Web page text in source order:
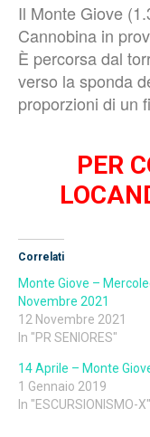
Il Monte Giove
Cannobina in
È percorsa dal
verso la sponda
proporzioni di un
PER
Correlati
Monte Giove –
Novembre 2021
12 Novembre 2021
In "PR SENIORES"
14 Aprile – Monte
1 Gennaio 2019
In "ESCURSIONISMO-X"